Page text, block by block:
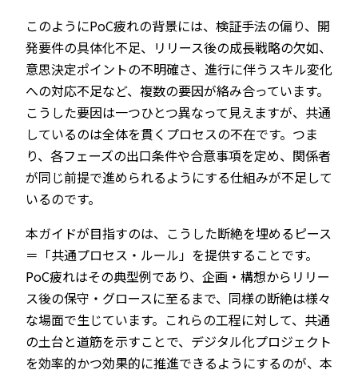
このようにPoC疲れの背景には、検証手法の偏り、開
発要件の具体化不足、リリース後の成長戦略の欠如、
意思決定ポイントの不明確さ、進行に伴うスキル変化
への対応不足など、複数の要因が絡み合っています。
こうした要因は一つひとつ異なって見えますが、共通
しているのは全体を貫くプロセスの不在です。つま
り、各フェーズの出口条件や合意事項を定め、関係者
が同じ前提で進められるようにする仕組みが不足して
いるのです。
本ガイドが目指すのは、こうした断絶を埋めるピース
＝「共通プロセス・ルール」を提供することです。
PoC疲れはその典型例であり、企画・構想からリリー
ス後の保守・グロースに至るまで、同様の断絶は様々
な場面で生じています。これらの工程に対して、共通
の土台と道筋を示すことで、デジタル化プロジェクト
を効率的かつ効果的に推進できるようにするのが、本